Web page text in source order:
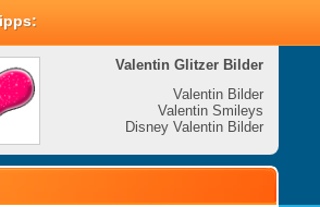
Valentin Glitzer Bilder
Valentin Bilder
Valentin Smileys
Disney Valentin Bilder